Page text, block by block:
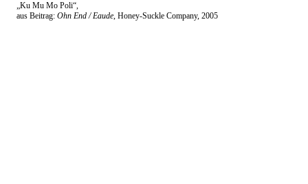
„Ku Mu Mo Poli“,
aus Beitrag: Ohn End / Eaude, Honey-Suckle Company, 2005